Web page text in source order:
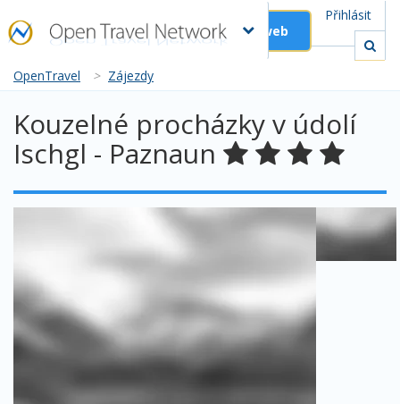
Přihlásit
Založit web
OpenTravel > Zájezdy
Kouzelné procházky v údolí
Ischgl - Paznaun